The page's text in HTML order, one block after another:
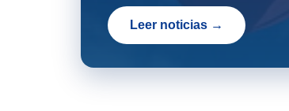
Leer noticias →